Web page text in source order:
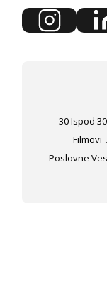
30 Ispod 30
Filmovi
Poslovne